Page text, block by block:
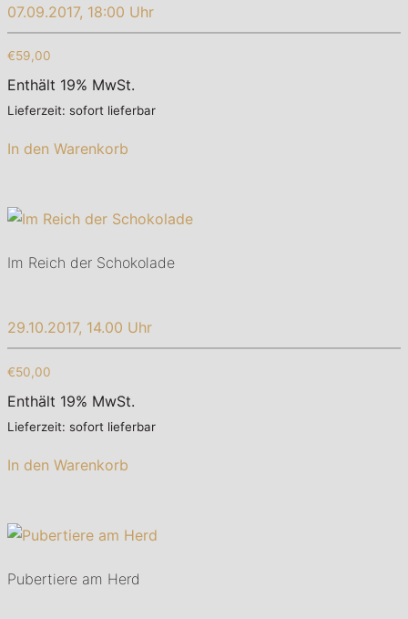
07.09.2017, 18:00 Uhr
€59,00
Enthält 19% MwSt.
Lieferzeit: sofort lieferbar
In den Warenkorb
Im Reich der Schokolade
29.10.2017, 14.00 Uhr
€50,00
Enthält 19% MwSt.
Lieferzeit: sofort lieferbar
In den Warenkorb
Pubertiere am Herd